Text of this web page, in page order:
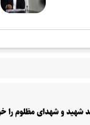
شهید و شهدای مظلوم را